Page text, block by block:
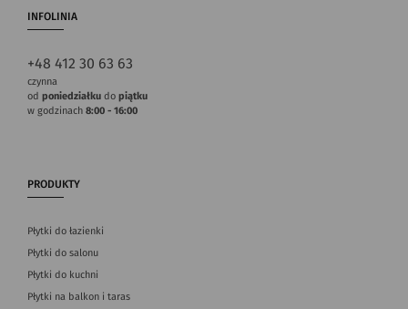
INFOLINIA
+48 412 30 63 63
czynna
od poniedziałku do piątku
w godzinach 8:00 - 16:00
PRODUKTY
Płytki do łazienki
Płytki do salonu
Płytki do kuchni
Płytki na balkon i taras